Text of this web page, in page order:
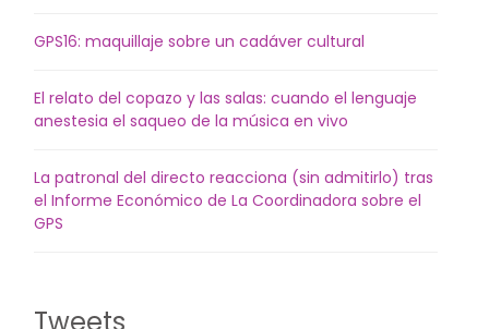
GPS16: maquillaje sobre un cadáver cultural
El relato del copazo y las salas: cuando el lenguaje
anestesia el saqueo de la música en vivo
La patronal del directo reacciona (sin admitirlo) tras
el Informe Económico de La Coordinadora sobre el
GPS